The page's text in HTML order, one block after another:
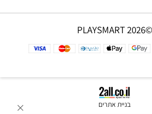
PLAYSMART
בניית אתרים